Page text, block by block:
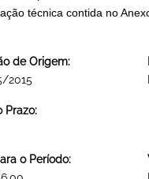
técnica contida no
de Origem:
2015
Prazo:
o Período: